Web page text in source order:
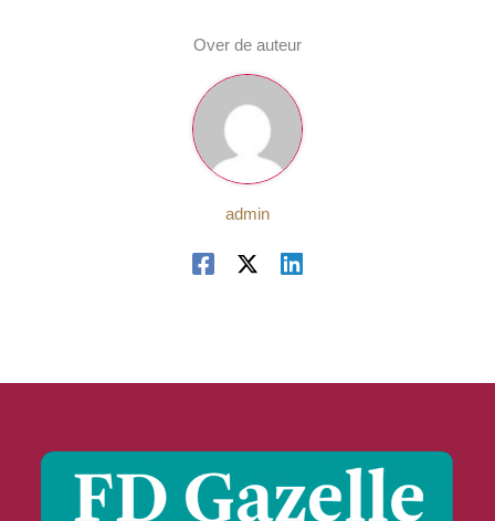
Over de auteur
admin